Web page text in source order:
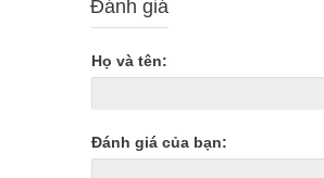
Đánh giá
Họ và tên:
Đánh giá của bạn: